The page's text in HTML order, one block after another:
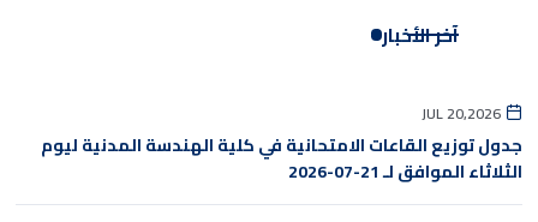
آخر الأخبار
JUL 20,2026
جدول توزيع القاعات الامتحانية في كلية الهندسة المدنية ليوم
الثلاثاء الموافق لـ 21-07-2026